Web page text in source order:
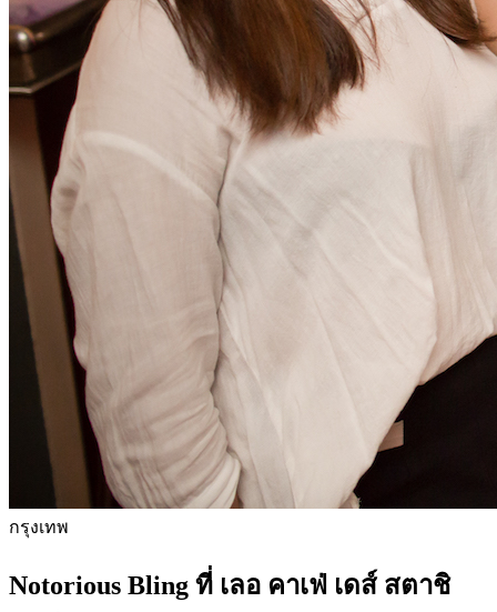
กรุงเทพ
Notorious Bling ที่ เลอ คาเฟ่ เดส์ สตาชิ